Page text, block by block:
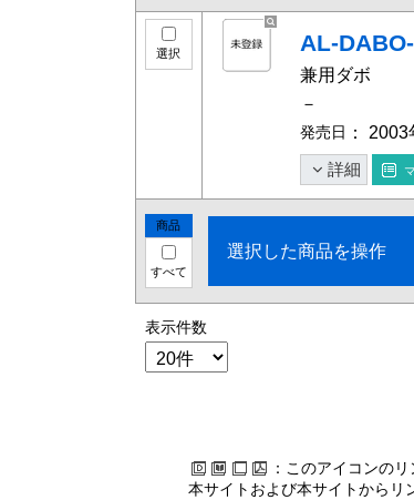
選択 AL-
兼
－
発売日 ：
詳細
商品
すべて
選択した商品を操作
表示件数
：このアイコンの
本サイトおよび本サイトからリ